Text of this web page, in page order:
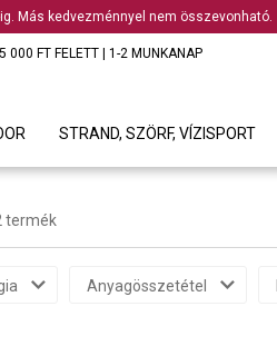
Más kedvezménnyel nem összevonható.
000 FT FELETT | 1-2 MUNKANAP
STRAND, SZÖRF, VÍZISPORT
termék
Anyagösszetétel